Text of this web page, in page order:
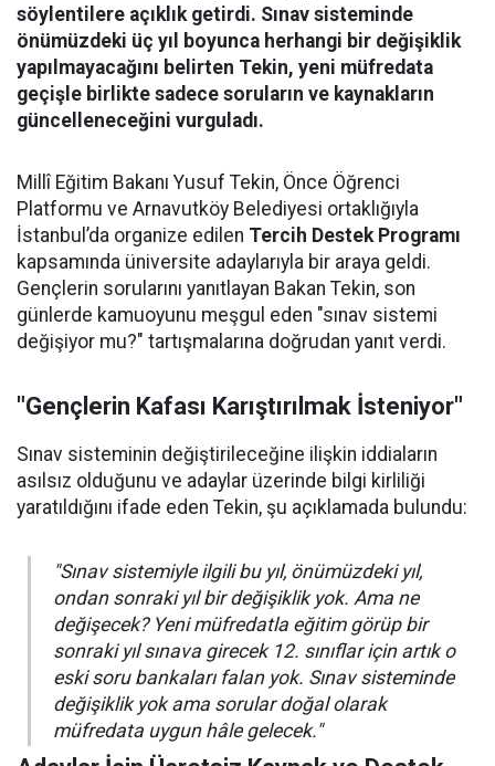
söylentilere açıklık getirdi. Sınav sisteminde
önümüzdeki üç yıl boyunca herhangi bir değişiklik
yapılmayacağını belirten Tekin, yeni müfredata
geçişle birlikte sadece soruların ve kaynakların
güncelleneceğini vurguladı.
Millî Eğitim Bakanı Yusuf Tekin, Önce Öğrenci
Platformu ve Arnavutköy Belediyesi ortaklığıyla
İstanbul’da organize edilen Tercih Destek Programı
kapsamında üniversite adaylarıyla bir araya geldi.
Gençlerin sorularını yanıtlayan Bakan Tekin, son
günlerde kamuoyunu meşgul eden "sınav sistemi
değişiyor mu?" tartışmalarına doğrudan yanıt verdi.
"Gençlerin Kafası Karıştırılmak İsteniyor"
Sınav sisteminin değiştirileceğine ilişkin iddiaların
asılsız olduğunu ve adaylar üzerinde bilgi kirliliği
yaratıldığını ifade eden Tekin, şu açıklamada bulundu:
"Sınav sistemiyle ilgili bu yıl, önümüzdeki yıl,
ondan sonraki yıl bir değişiklik yok. Ama ne
değişecek? Yeni müfredatla eğitim görüp bir
sonraki yıl sınava girecek 12. sınıflar için artık o
eski soru bankaları falan yok. Sınav sisteminde
değişiklik yok ama sorular doğal olarak
müfredata uygun hâle gelecek."